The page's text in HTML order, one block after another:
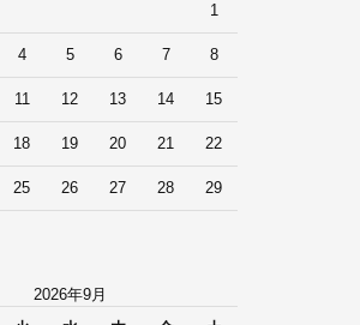
1
4 5 6 7 8
11 12 13 14 15
18 19 20 21 22
25 26 27 28 29
2026年9月